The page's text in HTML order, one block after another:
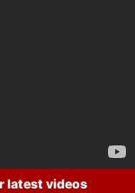
latest videos